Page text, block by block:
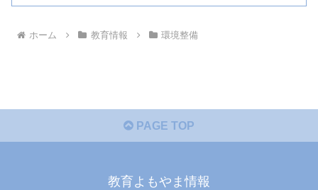
ホーム 教育情報 環境整備
PAGE TOP
教育よもやま情報